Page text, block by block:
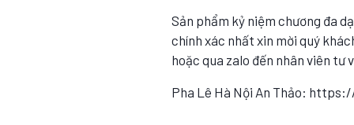
Sản phẩm kỷ niệm chương đa
chính xác nhất xin mời quý
hoặc qua zalo đến nhân viên tư
Pha Lê Hà Nội An Thảo: